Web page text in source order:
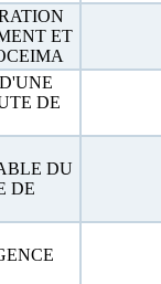
ET
DE
DU
DE